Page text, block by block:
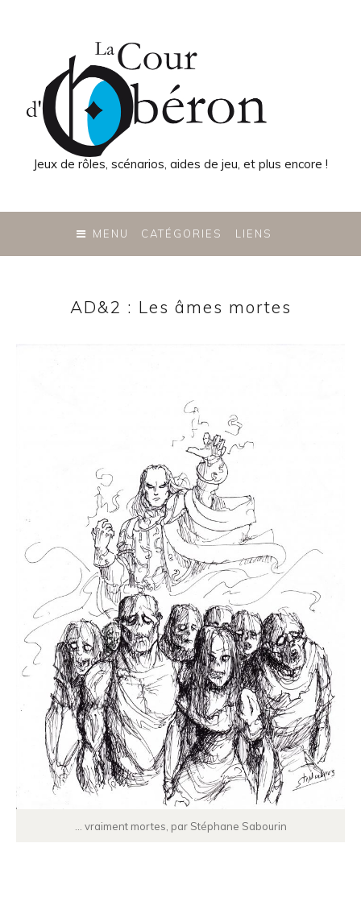
Jeux de rôles, scénarios, aides de jeu, et plus encore !
CATÉGORIES LIENS
MENU
SKIP
TO
CONTENT
AD&2 : Les âmes mortes
… vraiment mortes, par Stéphane Sabourin